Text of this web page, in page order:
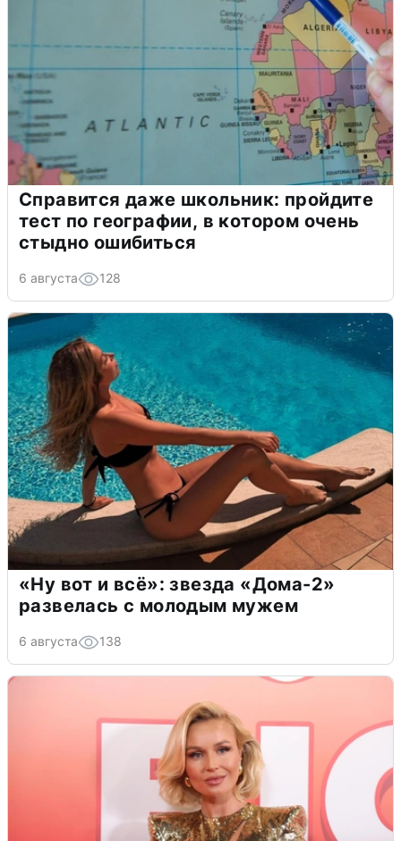
Справится даже школьник: пройдите
тест по географии, в котором очень
стыдно ошибиться
6 августа 128
«Ну вот и всё»: звезда «Дома-2»
развелась с молодым мужем
6 августа 138